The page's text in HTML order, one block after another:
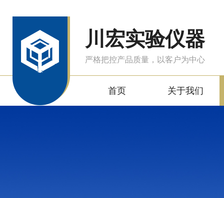
川宏实验仪器
严格把控产品质量，以客户为中心
首页 关于我们